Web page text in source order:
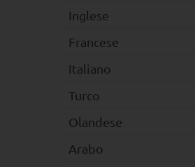
Inglese
Francese
Italiano
Turco
Olandese
Arabo